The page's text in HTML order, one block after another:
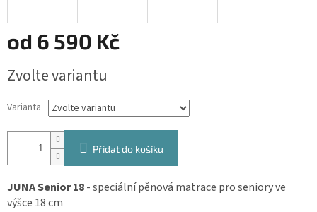
od 6 590 Kč
cena:
Zvolte variantu
Varianta
Přidat do košíku
JUNA Senior 18- speciální pěnová matrace pro seniory ve
výšce 18 cm